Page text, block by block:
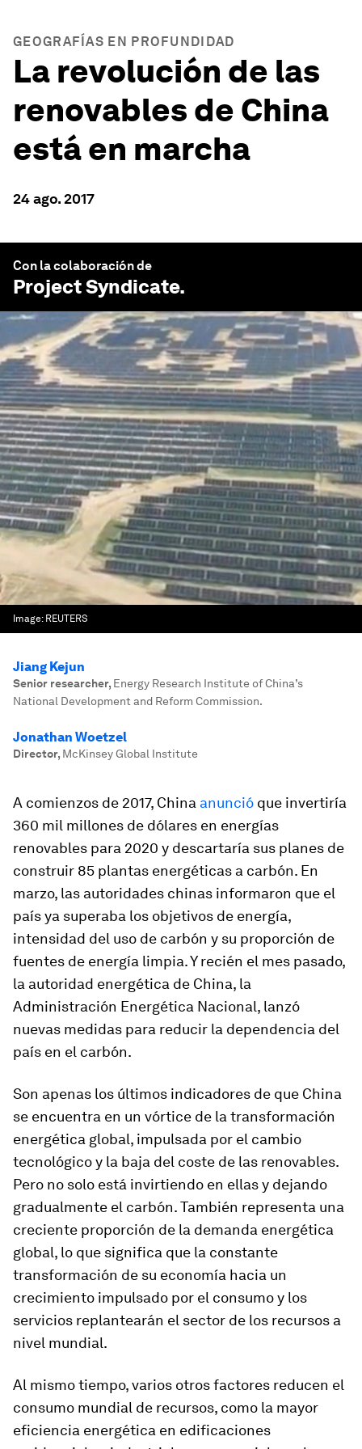
GEOGRAFÍAS EN PROFUNDIDAD
La revolución de las
renovables de China
está en marcha
24 ago. 2017
Con la colaboración de
Project Syndicate.
Image: REUTERS
Jiang Kejun
Senior researcher, Energy Research Institute of China’s
National Development and Reform Commission.
Jonathan Woetzel
Director, McKinsey Global Institute
A comienzos de 2017, China anunció que invertiría
360 mil millones de dólares en energías
renovables para 2020 y descartaría sus planes de
construir 85 plantas energéticas a carbón. En
marzo, las autoridades chinas informaron que el
país ya superaba los objetivos de energía,
intensidad del uso de carbón y su proporción de
fuentes de energía limpia. Y recién el mes pasado,
la autoridad energética de China, la
Administración Energética Nacional, lanzó
nuevas medidas para reducir la dependencia del
país en el carbón.
Son apenas los últimos indicadores de que China
se encuentra en un vórtice de la transformación
energética global, impulsada por el cambio
tecnológico y la baja del coste de las renovables.
Pero no solo está invirtiendo en ellas y dejando
gradualmente el carbón. También representa una
creciente proporción de la demanda energética
global, lo que significa que la constante
transformación de su economía hacia un
crecimiento impulsado por el consumo y los
servicios replantearán el sector de los recursos a
nivel mundial.
Al mismo tiempo, varios otros factores reducen el
consumo mundial de recursos, como la mayor
eficiencia energética en edificaciones